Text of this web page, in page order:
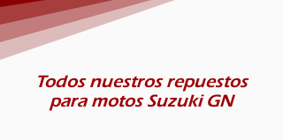
Todos nuestros repuestos
para motos Suzuki GN